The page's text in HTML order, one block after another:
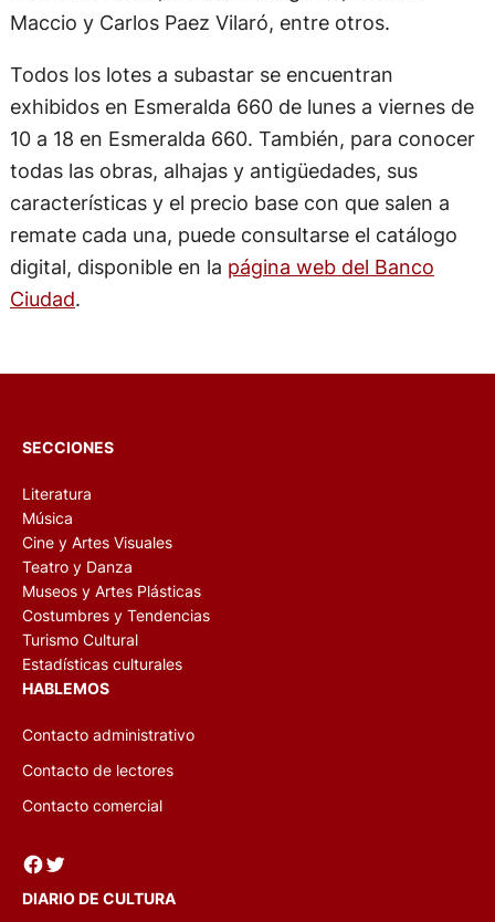
Maccio y Carlos Paez Vilaró, entre otros.
Todos los lotes a subastar se encuentran
exhibidos en Esmeralda 660 de lunes a viernes de
10 a 18 en Esmeralda 660. También, para conocer
todas las obras, alhajas y antigüedades, sus
características y el precio base con que salen a
remate cada una, puede consultarse el catálogo
digital, disponible en la página web del Banco
Ciudad.
SECCIONES
Literatura
Música
Cine y Artes Visuales
Teatro y Danza
Museos y Artes Plásticas
Costumbres y Tendencias
Turismo Cultural
Estadísticas culturales
HABLEMOS
Contacto administrativo
Contacto de lectores
Contacto comercial
Facebook Twitter
DIARIO DE CULTURA